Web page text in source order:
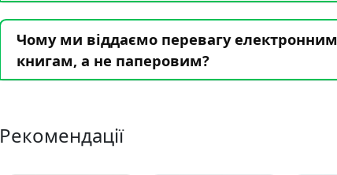
Чому ми віддаємо перевагу електронним
книгам, а не паперовим?
Рекомендації